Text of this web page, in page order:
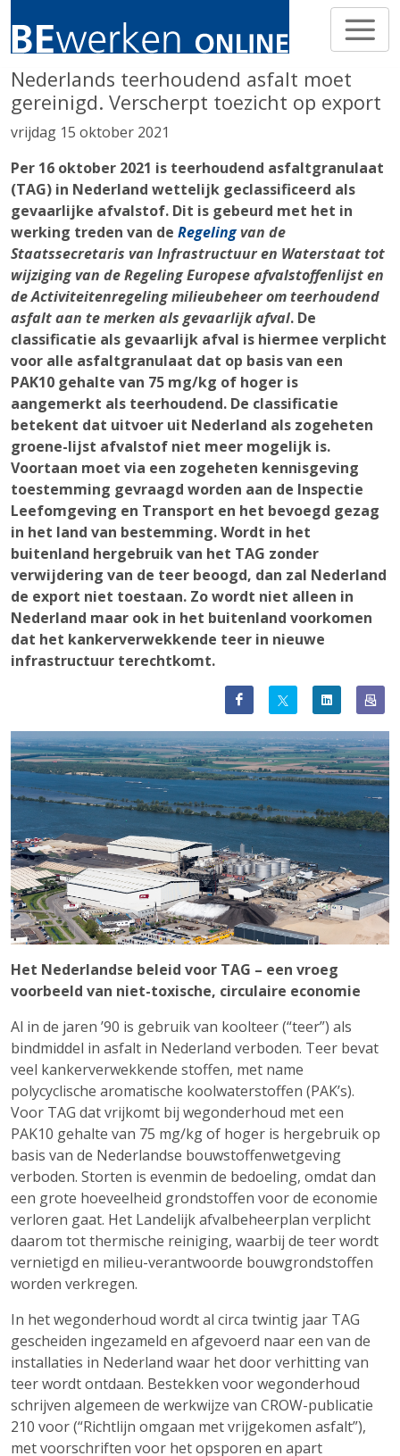
Nederlands teerhoudend asfalt moet
gereinigd. Verscherpt toezicht op export
vrijdag 15 oktober 2021
Per 16 oktober 2021 is teerhoudend asfaltgranulaat
(TAG) in Nederland wettelijk geclassificeerd als
gevaarlijke afvalstof. Dit is gebeurd met het in
werking treden van de Regelingvan de
Staatssecretaris van Infrastructuur en Waterstaat tot
wijziging van de Regeling Europese afvalstoffenlijst en
de Activiteitenregeling milieubeheer om teerhoudend
asfalt aan te merken als gevaarlijk afval. De
classificatie als gevaarlijk afval is hiermee verplicht
voor alle asfaltgranulaat dat op basis van een
PAK10 gehalte van 75 mg/kg of hoger is
aangemerkt als teerhoudend. De classificatie
betekent dat uitvoer uit Nederland als zogeheten
groene-lijst afvalstof niet meer mogelijk is.
Voortaan moet via een zogeheten kennisgeving
toestemming gevraagd worden aan de Inspectie
Leefomgeving en Transport en het bevoegd gezag
in het land van bestemming. Wordt in het
buitenland hergebruik van het TAG zonder
verwijdering van de teer beoogd, dan zal Nederland
de export niet toestaan. Zo wordt niet alleen in
Nederland maar ook in het buitenland voorkomen
dat het kankerverwekkende teer in nieuwe
infrastructuur terechtkomt.
Het Nederlandse beleid voor TAG – een vroeg
voorbeeld van niet-toxische, circulaire economie
Al in de jaren ’90 is gebruik van koolteer (“teer”) als
bindmiddel in asfalt in Nederland verboden. Teer bevat
veel kankerverwekkende stoffen, met name
polycyclische aromatische koolwaterstoffen (PAK’s).
Voor TAG dat vrijkomt bij wegonderhoud met een
PAK10 gehalte van 75 mg/kg of hoger is hergebruik op
basis van de Nederlandse bouwstoffenwetgeving
verboden. Storten is evenmin de bedoeling, omdat dan
een grote hoeveelheid grondstoffen voor de economie
verloren gaat. Het Landelijk afvalbeheerplan verplicht
daarom tot thermische reiniging, waarbij de teer wordt
vernietigd en milieu-verantwoorde bouwgrondstoffen
worden verkregen.
In het wegonderhoud wordt al circa twintig jaar TAG
gescheiden ingezameld en afgevoerd naar een van de
installaties in Nederland waar het door verhitting van
teer wordt ontdaan. Bestekken voor wegonderhoud
schrijven algemeen de werkwijze van CROW-publicatie
210 voor (“Richtlijn omgaan met vrijgekomen asfalt”),
met voorschriften voor het opsporen en apart